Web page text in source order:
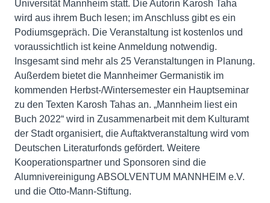
Universität Mannheim statt. Die Autorin Karosh Taha
wird aus ihrem Buch lesen; im Anschluss gibt es ein
Podiumsgepräch. Die Veranstaltung ist kostenlos und
voraussichtlich ist keine Anmeldung notwendig.
Insgesamt sind mehr als 25 Veranstaltungen in Planung.
Außerdem bietet die Mannheimer Germanistik im
kommenden Herbst-/Wintersemester ein Hauptseminar
zu den Texten Karosh Tahas an. „Mannheim liest ein
Buch 2022“ wird in Zusammenarbeit mit dem Kulturamt
der Stadt organisiert, die Auftaktveranstaltung wird vom
Deutschen Literaturfonds gefördert. Weitere
Kooperationspartner und Sponsoren sind die
Alumnivereinigung ABSOLVENTUM MANNHEIM e.V.
und die Otto-Mann-Stiftung.